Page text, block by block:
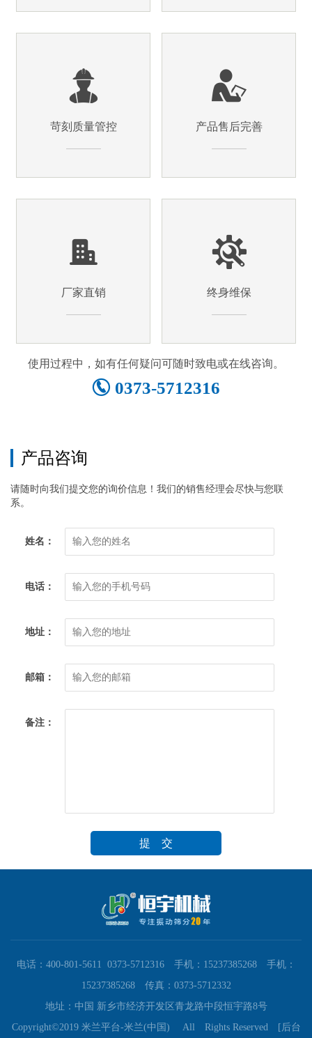
苛刻质量管控 产品售后完善
厂家直销 终身维保
使用过程中，如有任何疑问可随时致电或在线咨询。
0373-5712316
产品咨询
请随时向我们提交您的询价信息！我们的销售经理会尽快与您联
系。
姓名：
电话：
地址：
邮箱：
备注：
电话：400-801-5611 0373-5712316 手机：15237385268 手机：
15237385268 传真：0373-5712332
地址：中国 新乡市经济开发区青龙路中段恒宇路8号
Copyright©2019 米兰平台-米兰(中国) All Rights Reserved[后台